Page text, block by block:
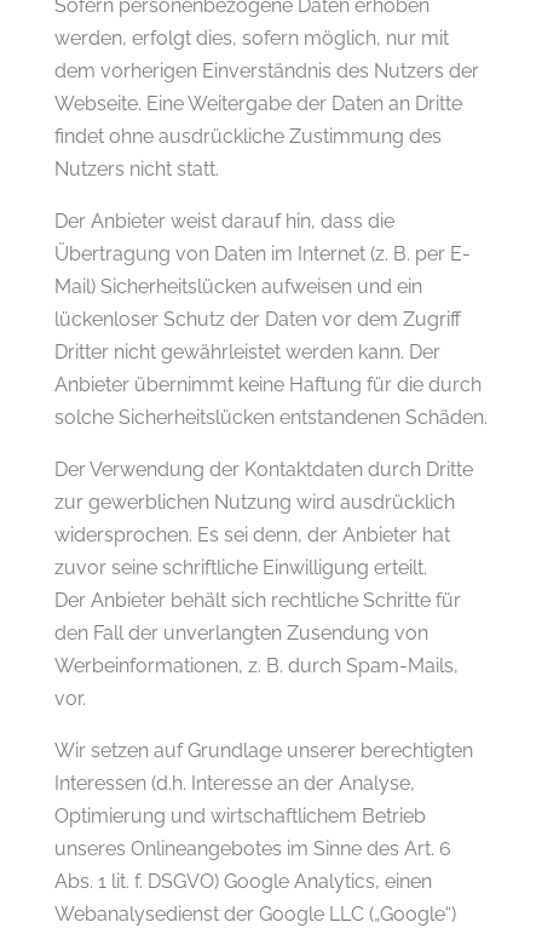
Sofern personenbezogene Daten erhoben
werden, erfolgt dies, sofern möglich, nur mit
dem vorherigen Einverständnis des Nutzers der
Webseite. Eine Weitergabe der Daten an Dritte
findet ohne ausdrückliche Zustimmung des
Nutzers nicht statt.
Der Anbieter weist darauf hin, dass die
Übertragung von Daten im Internet (z. B. per E-
Mail) Sicherheitslücken aufweisen und ein
lückenloser Schutz der Daten vor dem Zugriff
Dritter nicht gewährleistet werden kann. Der
Anbieter übernimmt keine Haftung für die durch
solche Sicherheitslücken entstandenen Schäden.
Der Verwendung der Kontaktdaten durch Dritte
zur gewerblichen Nutzung wird ausdrücklich
widersprochen. Es sei denn, der Anbieter hat
zuvor seine schriftliche Einwilligung erteilt.
Der Anbieter behält sich rechtliche Schritte für
den Fall der unverlangten Zusendung von
Werbeinformationen, z. B. durch Spam-Mails,
vor.
Wir setzen auf Grundlage unserer berechtigten
Interessen (d.h. Interesse an der Analyse,
Optimierung und wirtschaftlichem Betrieb
unseres Onlineangebotes im Sinne des Art. 6
Abs. 1 lit. f. DSGVO) Google Analytics, einen
Webanalysedienst der Google LLC („Google“)